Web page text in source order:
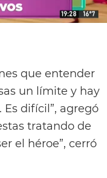
que entender
un límite y hay
difícil”, agregó
tratando de
el héroe”, cerró